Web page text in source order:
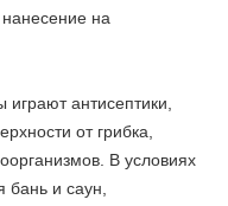
на
антисептики,
от грибка,
В условиях
бань и саун,